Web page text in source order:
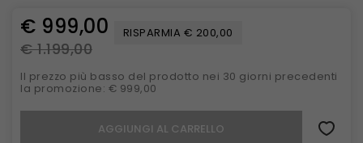
€ 999,00
€ 1.199,00
RISPARMIA € 200,00
Il prezzo più basso del prodotto nei 30 giorni precedenti
la promozione: € 999,00
AGGIUNGI AL CARRELLO